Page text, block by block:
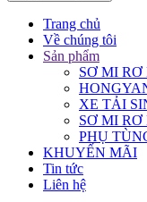
Trang chủ
Về chúng tôi
Sản phẩm
SƠ MI
XE TẢI
SƠ MI
PHỤ
KHUYẾN MÃI
Tin tức
Liên hệ